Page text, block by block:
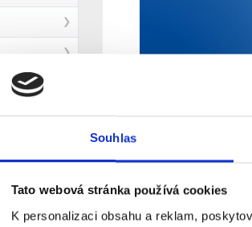
Souhlas
Tato webová stránka používá cookies
K personalizaci obsahu a reklam,
Popis Ke